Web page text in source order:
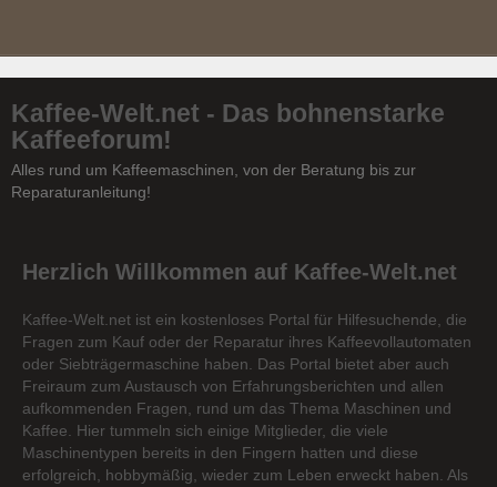
Kaffee-Welt.net - Das bohnenstarke
Kaffeeforum!
Alles rund um Kaffeemaschinen, von der Beratung bis zur
Reparaturanleitung!
Herzlich Willkommen auf Kaffee-Welt.net
Kaffee-Welt.net ist ein kostenloses Portal für Hilfesuchende, die
Fragen zum Kauf oder der Reparatur ihres Kaffeevollautomaten
oder Siebträgermaschine haben. Das Portal bietet aber auch
Freiraum zum Austausch von Erfahrungsberichten und allen
aufkommenden Fragen, rund um das Thema Maschinen und
Kaffee. Hier tummeln sich einige Mitglieder, die viele
Maschinentypen bereits in den Fingern hatten und diese
erfolgreich, hobbymäßig, wieder zum Leben erweckt haben. Als